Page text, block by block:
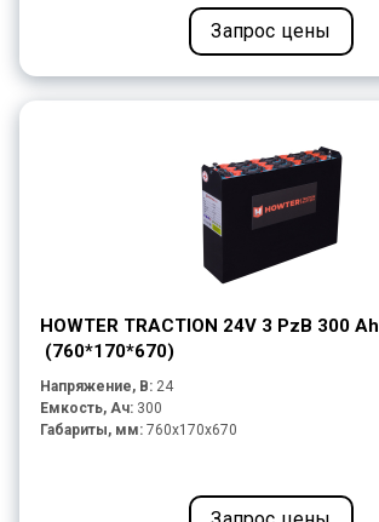
Запрос цены
HOWTER TRACTION 24V 3 PzB 300 Ah
(760*170*670)
Напряжение, В: 24
Емкость, Ач: 300
Габариты, мм: 760x170x670